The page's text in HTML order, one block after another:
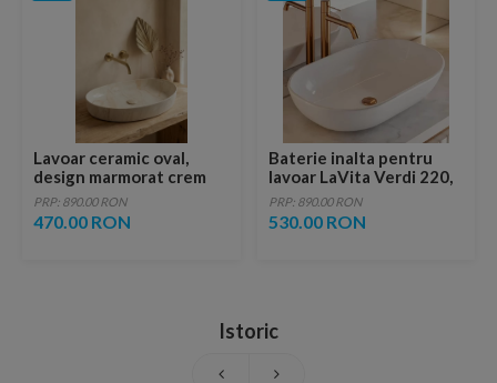
Lavoar ceramic oval,
design marmorat crem
lucios cu vene aurii,
ventil inclus
PRP: 890.00 RON
470.00 RON
Baterie inalta pentru
lavoar LaVita Verdi 220,
fara ventil, brushed
copper
PRP: 890.00 RON
530.00 RON
Istoric